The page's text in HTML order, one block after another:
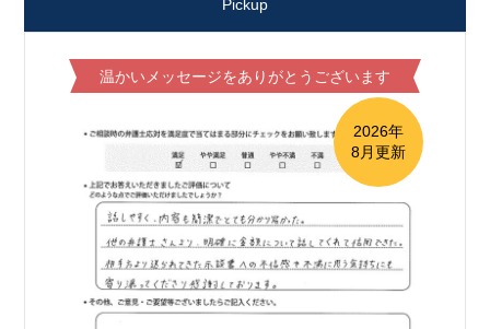
Pickup
温かいメッセージをありがとうございます
2026年
8月更新